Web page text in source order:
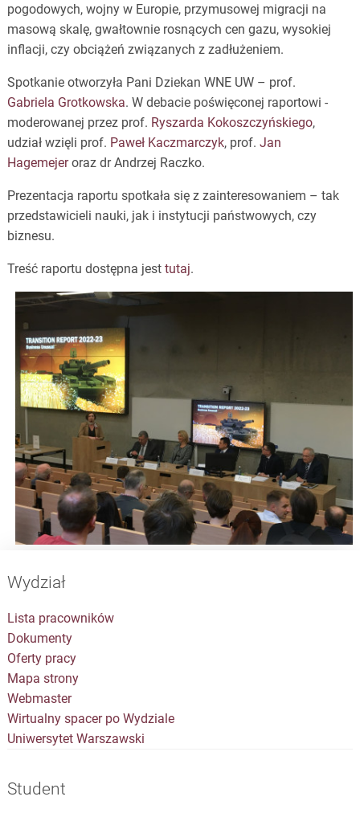
pogodowych, wojny w Europie, przymusowej migracji na
masową skalę, gwałtownie rosnących cen gazu, wysokiej
inflacji, czy obciążeń związanych z zadłużeniem.
Spotkanie otworzyła Pani Dziekan WNE UW – prof.
Gabriela Grotkowska. W debacie poświęconej raportowi -
moderowanej przez prof. Ryszarda Kokoszczyńskiego,
udział wzięli prof. Paweł Kaczmarczyk, prof. Jan
Hagemejeroraz dr Andrzej Raczko.
Prezentacja raportu spotkała się z zainteresowaniem – tak
przedstawicieli nauki, jak i instytucji państwowych, czy
biznesu.
Treść raportu dostępna jest tutaj.
Wydział
Lista pracowników
Dokumenty
Oferty pracy
Mapa strony
Webmaster
Wirtualny spacer po Wydziale
Uniwersytet Warszawski
Student